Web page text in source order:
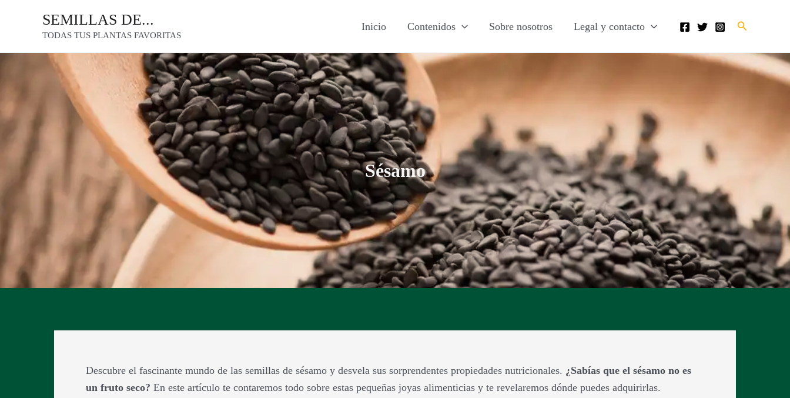
SEMILLAS DE...
TODAS TUS PLANTAS FAVORITAS
Inicio Contenidos Sobre nosotros Legal y contacto Buscar
Sésamo
Descubre el fascinante mundo de las semillas de sésamo y desvela sus sorprendentes propiedades nutricionales. ¿Sabías que el sésamo no es
un fruto seco? En este artículo te contaremos todo sobre estas pequeñas joyas alimenticias y te revelaremos dónde puedes adquirirlas.